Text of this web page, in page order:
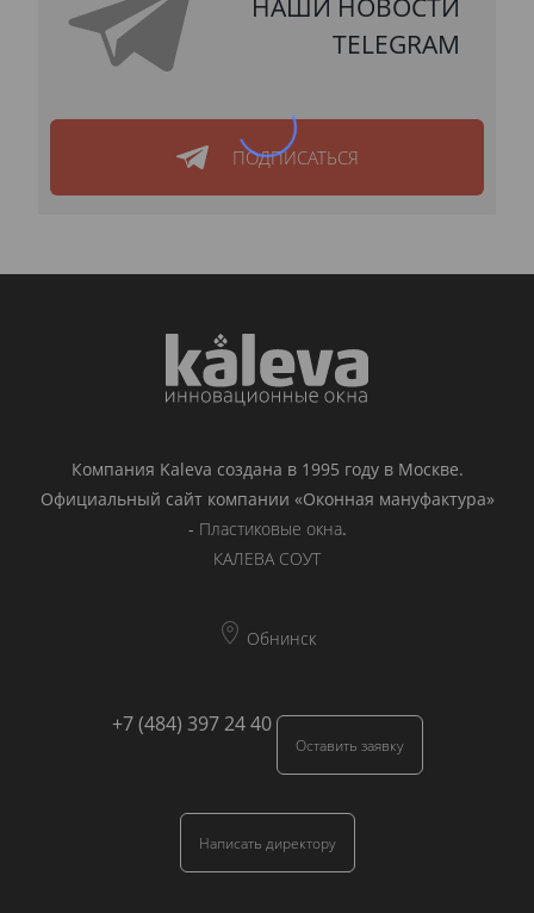
TELEGRAM
ПОДПИСАТЬСЯ
Компания Kaleva создана в 1995 году в Москве.
Официальный сайт компании «Оконная мануфактура»
- Пластиковые окна.
КАЛЕВА СОУТ
Обнинск
+7 (484) 397 24 40
Оставить заявку
Написать директору